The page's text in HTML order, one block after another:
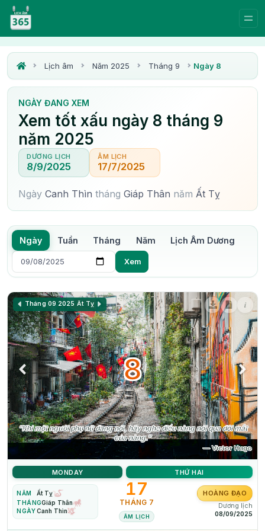
Lịch âm Năm 2025 Tháng 9 Ngày 8
NGÀY ĐANG XEM
Xem tốt xấu ngày 8 tháng 9
năm 2025
DƯƠNG LỊCH
8/9/2025
ÂM LỊCH
17/7/2025
Ngày Canh Thìn tháng Giáp Thân năm Ất Tỵ
Ngày Tuần Tháng Năm Lịch Âm Dương
Xem
i
Tháng 09 2025 Ất Tỵ
8
“Khi một người phụ nữ đang nói, hãy nghe điều nàng nói qua đôi mắt
của nàng.”
— Victor Hugo
MONDAY THỨ HAI
NĂM
Ất Tỵ
THÁNGGiáp Thân
NGÀYCanh Thìn
17
THÁNG 7
ÂM LỊCH
HOÀNG ĐẠO
Dương lịch
08/09/2025